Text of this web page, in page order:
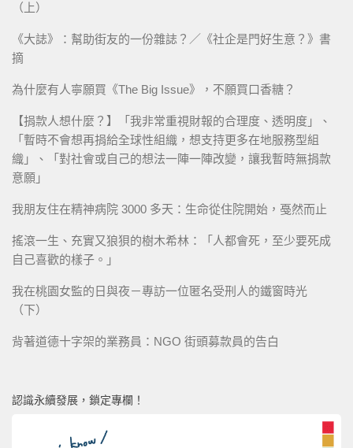
（上）
《大誌》：幫助街友的一份雜誌？／《社企是門好生意？》書
摘
為什麼有人寧願買《The Big Issue》，不願買口香糖？
【捐款人想什麼？】「我非常重視財報的合理度、透明度」、
「暫時不會想再捐給全球性組織，想支持更多在地服務型組
織」、「對社會或自己的想法一陣一陣改變，讓我暫時無捐款
意願」
我朋友住在精神病院 3000 多天：生命從住院開始，戞然而止
搖滾一生、充實又狼狽的樹木希林：「人都會死，至少要死成
自己喜歡的樣子。」
我在桃園女監的日與夜－專訪一位匿名受刑人的鐵窗時光
（下）
背著道德十字架的業務員：NGO 街頭募款員的告白
認識永續發展，鎖定專欄！